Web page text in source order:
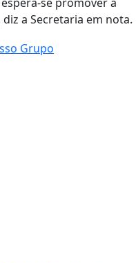
a Secretaria em nota.